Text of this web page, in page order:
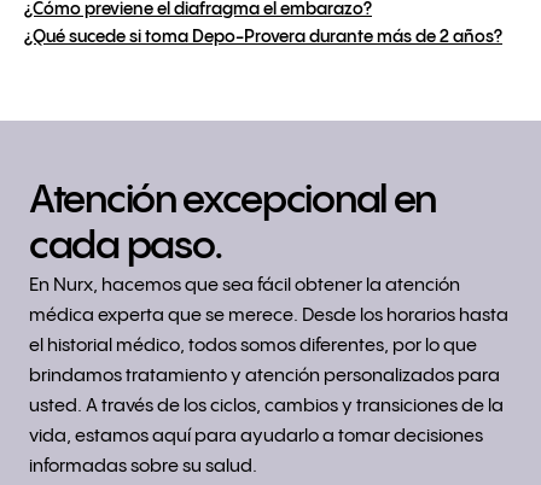
¿Cómo previene el diafragma el embarazo?
¿Qué sucede si toma Depo-Provera durante más de 2 años?
Atención excepcional en
cada paso.
En Nurx, hacemos que sea fácil obtener la atención
médica experta que se merece. Desde los horarios hasta
el historial médico, todos somos diferentes, por lo que
brindamos tratamiento y atención personalizados para
usted. A través de los ciclos, cambios y transiciones de la
vida, estamos aquí para ayudarlo a tomar decisiones
informadas sobre su salud.